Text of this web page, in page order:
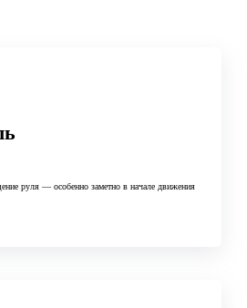
руля — особенно заметно в начале движения